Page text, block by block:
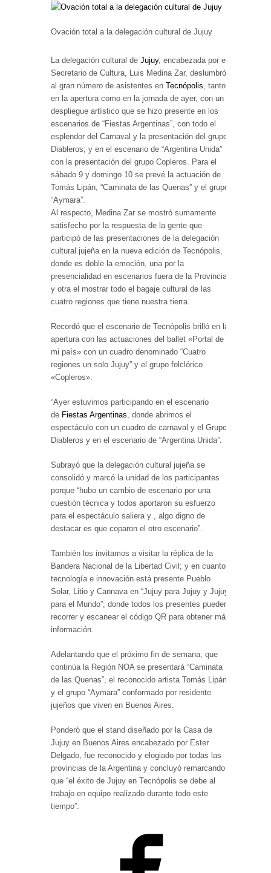
Ovación total a la delegación cultural de Jujuy
La delegación cultural de Jujuy, encabezada por el
Secretario de Cultura, Luis Medina Zar, deslumbró
al gran número de asistentes en Tecnópolis , tanto
en la apertura como en la jornada de ayer, con un
despliegue artístico que se hizo presente en los
escenarios de “Fiestas Argentinas”, con todo el
esplendor del Carnaval y la presentación del grupo
Diableros; y en el escenario de “Argentina Unida”
con la presentación del grupo Copleros. Para el
sábado 9 y domingo 10 se prevé la actuación de
Tomás Lipán, “Caminata de las Quenas” y el grupo
“Aymara”.
Al respecto, Medina Zar se mostró sumamente
satisfecho por la respuesta de la gente que
participó de las presentaciones de la delegación
cultural jujeña en la nueva edición de Tecnópolis,
donde es doble la emoción, una por la
presencialidad en escenarios fuera de la Provincia
y otra el mostrar todo el bagaje cultural de las
cuatro regiones que tiene nuestra tierra.
Recordó que el escenario de Tecnópolis brilló en la
apertura con las actuaciones del ballet «Portal de
mi país» con un cuadro denominado “Cuatro
regiones un solo Jujuy” y el grupo folclórico
«Copleros».
“Ayer estuvimos participando en el escenario
de Fiestas Argentinas , donde abrimos el
espectáculo con un cuadro de carnaval y el Grupo
Diableros y en el escenario de “Argentina Unida”.
Subrayó que la delegación cultural jujeña se
consolidó y marcó la unidad de los participantes
porque “hubo un cambio de escenario por una
cuestión técnica y todos aportaron su esfuerzo
para el espectáculo saliera y , algo digno de
destacar es que coparon el otro escenario”.
También los invitamos a visitar la réplica de la
Bandera Nacional de la Libertad Civil; y en cuanto a
tecnología e innovación está presente Pueblo
Solar, Litio y Cannava en “Jujuy para Jujuy y Jujuy
para el Mundo”; donde todos los presentes pueden
recorrer y escanear el código QR para obtener más
información.
Adelantando que el próximo fin de semana, que
continúa la Región NOA se presentará “Caminata
de las Quenas”, el reconocido artista Tomás Lipán,
y el grupo “Aymara” conformado por residente
jujeños que viven en Buenos Aires.
Ponderó que el stand diseñado por la Casa de
Jujuy en Buenos Aires encabezado por Ester
Delgado, fue reconocido y elogiado por todas las
provincias de la Argentina y concluyó remarcando
que “el éxito de Jujuy en Tecnópolis se debe al
trabajo en equipo realizado durante todo este
tiempo”.